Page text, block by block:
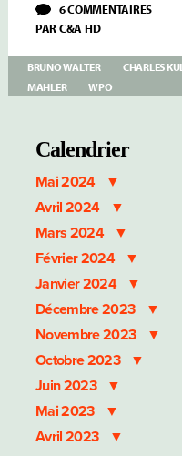
6 COMMENTAIRES
–
DAS
PAR C&A HD
BRUNO WALTER CHARLES
MAHLER
WPO
Calendrier
Mai 2024
Avril 2024
Mars 2024
Février 2024
Janvier 2024
Décembre 2023
Novembre 2023
Octobre 2023
Juin 2023
Mai 2023
Avril 2023